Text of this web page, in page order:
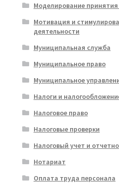
Моделирование принятия
Мотивация и
деятельности
Муниципальная служба
Муниципальное право
Муниципальное
Налоги и
Налоговое право
Налоговые проверки
Налоговый учет и
Нотариат
Оплата труда персонала